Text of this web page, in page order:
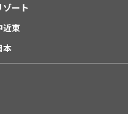
ゾート
近東
本